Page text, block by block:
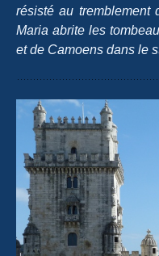
résisté au tremblement
Maria abrite les
et de Camoens dans le